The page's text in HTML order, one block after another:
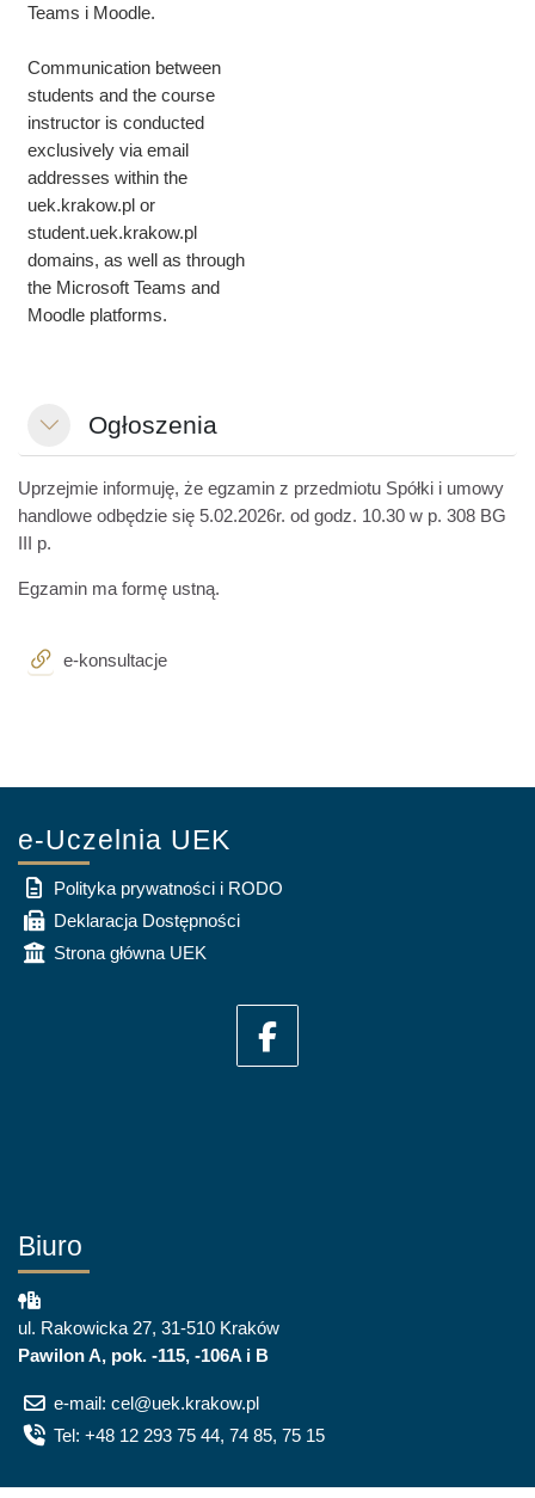
Teams i Moodle.
Communication between
students and the course
instructor is conducted
exclusively via email
addresses within the
uek.krakow.pl or
student.uek.krakow.pl
domains, as well as through
the Microsoft Teams and
Moodle platforms.
MinimalizujOgłoszenia
Uprzejmie informuję, że egzamin z przedmiotu Spółki i umowy
handlowe odbędzie się 5.02.2026r. od godz. 10.30 w p. 308 BG
III p.
Egzamin ma formę ustną.
e-konsultacjeAdres URL
e-Uczelnia UEK
Polityka prywatności i RODO
Deklaracja Dostępności
Strona główna UEK
Biuro
ul. Rakowicka 27, 31-510 Kraków
Pawilon A, pok. -115, -106A i B
e-mail: cel@uek.krakow.pl
Tel: +48 12 293 75 44, 74 85, 75 15